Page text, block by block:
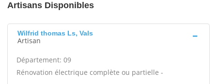
Artisans Disponibles
Wilfrid thomas Ls, Vals
Artisan
Département: 09
Rénovation électrique complète ou partielle -